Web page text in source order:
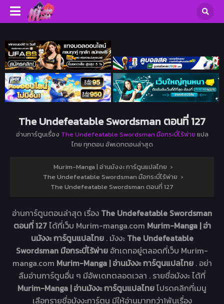
The Undefeatable Swordsman ตอนที่ 127
อ่านการ์ตูนเรื่อง The Undefeatable Swordsman มือกระบี่ไร้พ่าย แปล
ไทย ทุกตอน อัพเดทตอนล่าสุด
Murim-Manga | อ่านมังงะ การ์ตูนแปลไทย ›
The Undefeatable Swordsman มือกระบี่ไร้พ่าย ›
The Undefeatable Swordsman ตอนที่ 127
อ่านการ์ตูนตอนล่าสุด เรื่อง The Undefeatable Swordsman
ตอนที่ 127ได้ที่เว็บ Murim-manga.com Murim-Manga | อ่า
นมังงะ การ์ตูนแปลไทย . มังงะ The Undefeatable
Swordsman มือกระบี่ไร้พ่าย อัทเดทอยู่ตลอดที่เว็บ Murim-
manga.com Murim-Manga | อ่านมังงะ การ์ตูนแปลไทย . อย่า
ลืมอ่านการ์ตูนอื่น ๆ มีอัพเดทตลอดเวลา . รายชื่อมังงะ ได้ที่
Murim-Manga | อ่านมังงะ การ์ตูนแปลไทยโปรดคลิกที่เมนู
เลือกรายชื่อมังงะการ์ตูน มีให้อ่านมากกว่า1พันเรื่อง